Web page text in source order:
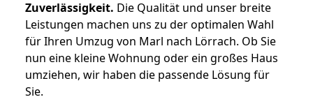
Zuverlässigkeit. Die Qualität und unser breite
Leistungen machen uns zu der optimalen Wahl
für Ihren Umzug von Marl nach Lörrach. Ob Sie
nun eine kleine Wohnung oder ein großes Haus
umziehen, wir haben die passende Lösung für
Sie.